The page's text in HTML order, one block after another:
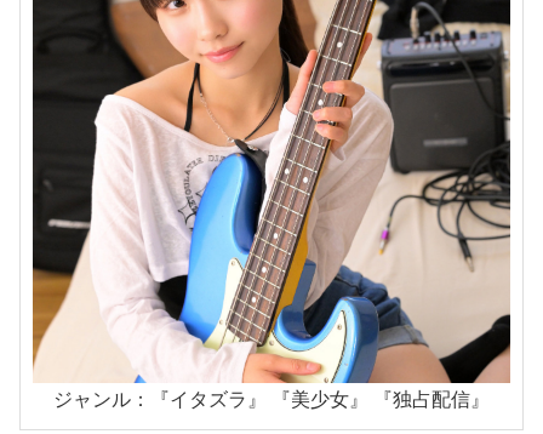
ジャンル：『イタズラ』 『美少女』 『独占配信』